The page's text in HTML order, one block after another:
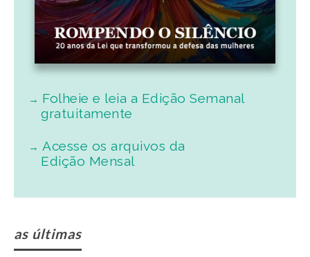
Folheie e leia a Edição Semanal
gratuitamente
Acesse os arquivos da
Edição Mensal
as últimas